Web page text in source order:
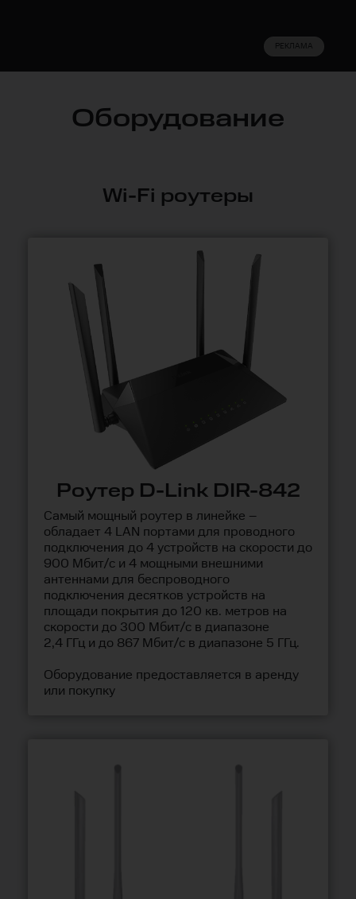
РЕКЛАМА
Оборудование
Wi-Fi роутеры
Роутер D-Link DIR-842
Самый мощный роутер в линейке –
обладает 4 LAN портами для проводного
подключения до 4 устройств на скорости до
900 Мбит/с и 4 мощными внешними
антеннами для беспроводного
подключения десятков устройств на
площади покрытия до 120 кв. метров на
скорости до 300 Мбит/с в диапазоне
2,4 ГГц и до 867 Мбит/с в диапазоне 5 ГГц.
Оборудование предоставляется в аренду
или покупку